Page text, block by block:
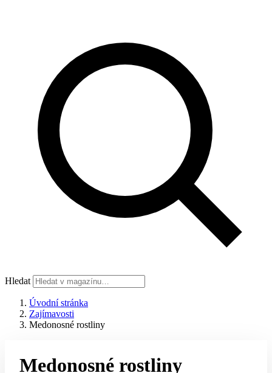
Hledat
Úvodní stránka
Zajímavosti
Medonosné rostliny
Medonosné rostliny